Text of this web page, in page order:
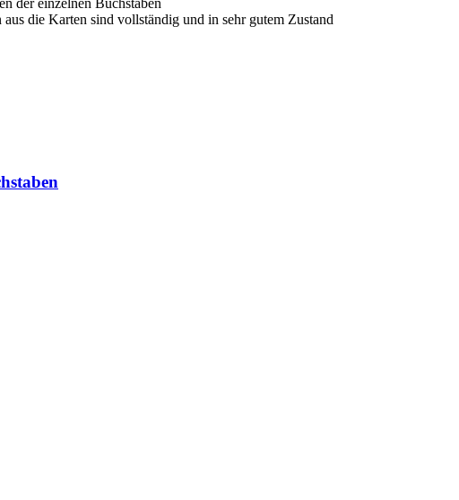
der einzelnen Buchstaben
die Karten sind vollständig und in sehr gutem Zustand